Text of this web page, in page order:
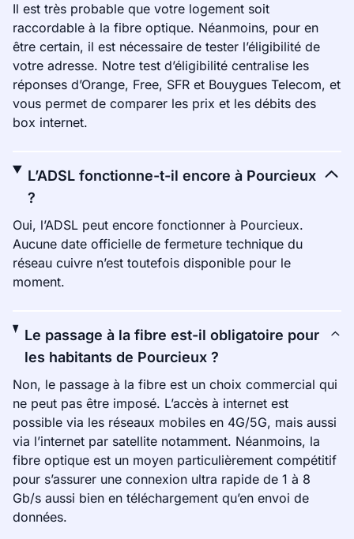
Il est très probable que votre logement soit
raccordable à la fibre optique. Néanmoins, pour en
être certain, il est nécessaire de tester l’éligibilité de
votre adresse. Notre test d’éligibilité centralise les
réponses d’Orange, Free, SFR et Bouygues Telecom, et
vous permet de comparer les prix et les débits des
box internet.
L’ADSL fonctionne-t-il encore à Pourcieux
?
Oui, l’ADSL peut encore fonctionner à Pourcieux.
Aucune date officielle de fermeture technique du
réseau cuivre n’est toutefois disponible pour le
moment.
Le passage à la fibre est-il obligatoire pour
les habitants de Pourcieux ?
Non, le passage à la fibre est un choix commercial qui
ne peut pas être imposé. L’accès à internet est
possible via les réseaux mobiles en 4G/5G, mais aussi
via l’internet par satellite notamment. Néanmoins, la
fibre optique est un moyen particulièrement compétitif
pour s’assurer une connexion ultra rapide de 1 à 8
Gb/s aussi bien en téléchargement qu’en envoi de
données.